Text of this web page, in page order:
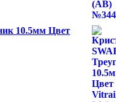
10.5мм Цвет